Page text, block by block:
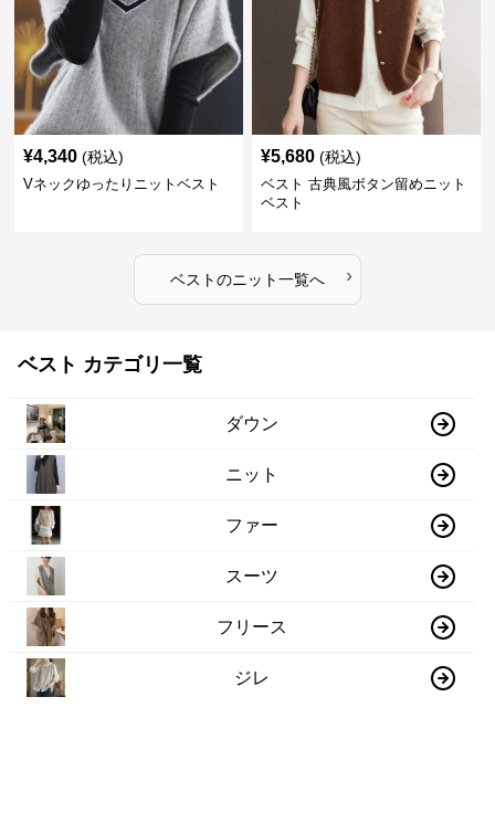
¥4,340 (税込)
Vネックゆったりニットベスト
¥5,680 (税込)
ベスト 古典風ボタン留めニット
ベスト
ベストのニット一覧へ ›
ベスト カテゴリ一覧
ダウン
ニット
ファー
スーツ
フリース
ジレ